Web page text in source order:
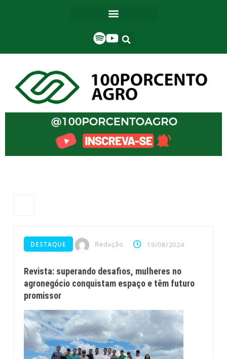
DESTAQUE Redação 19/08/2024
Revista: superando desafios, mulheres no
agronegócio conquistam espaço e têm futuro
promissor